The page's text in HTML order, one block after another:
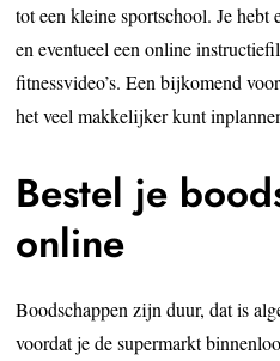
tot een kleine sportschool. Je
en eventueel een online
fitnessvideo’s. Een bijkomend
het veel makkelijker kunt
Bestel je
online
Boodschappen zijn duur, dat is
voordat je de supermarkt